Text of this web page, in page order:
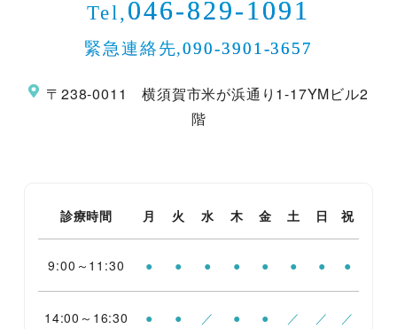
Tel, 046-829-1091
緊急連絡先,090-3901-3657
〒238-0011 横須賀市米が浜通り1-17YMビル2
階
診療時間 月 火 水 木 金 土 日 祝
9:00～11:30 ● ● ● ● ● ● ● ●
14:00～16:30 ● ● ／ ● ● ／ ／ ／